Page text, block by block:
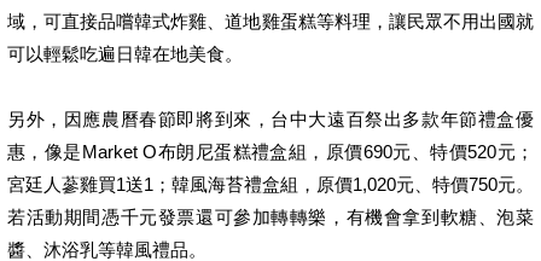
域，可直接品嚐韓式炸雞、道地雞蛋糕等料理，讓民眾不用出國就
可以輕鬆吃遍日韓在地美食。
另外，因應農曆春節即將到來，台中大遠百祭出多款年節禮盒優
惠，像是Market O布朗尼蛋糕禮盒組，原價690元、特價520元；
宮廷人蔘雞買1送1；韓風海苔禮盒組，原價1,020元、特價750元。
若活動期間憑千元發票還可參加轉轉樂，有機會拿到軟糖、泡菜
醬、沐浴乳等韓風禮品。